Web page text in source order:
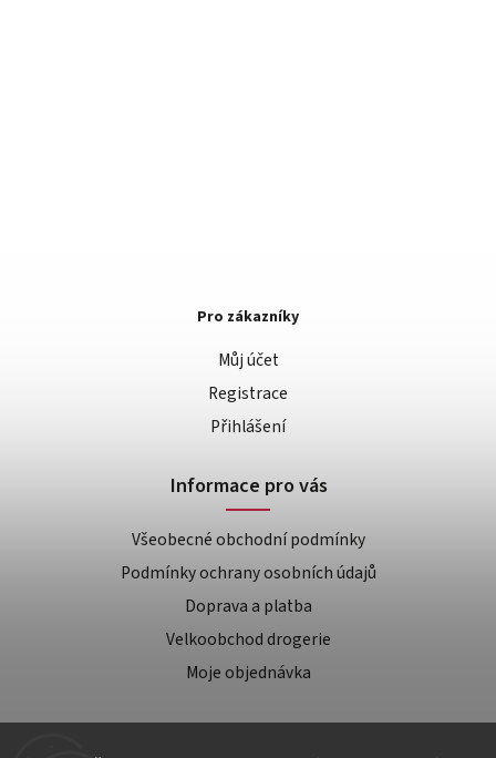
Pro zákazníky
Můj účet
Registrace
Přihlášení
Informace pro vás
Všeobecné obchodní podmínky
Podmínky ochrany osobních údajů
Doprava a platba
Velkoobchod drogerie
Moje objednávka